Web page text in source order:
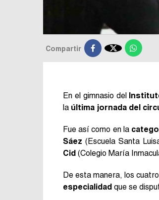
Compartir 
En el gimnasio del
la última jornada del
Fue así como en la
Sáez (Escuela Santa
Cid (Colegio María
De esta manera, los
especialidad que se